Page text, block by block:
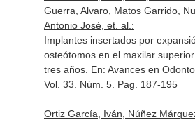
Guerra, Alvaro, Matos Garrido,
Antonio José, et. al.:
Implantes insertados por
osteótomos en el maxilar
tres años. En: Avances en
Vol. 33. Núm. 5. Pag. 187-195
Ortiz García, Iván, Núñez